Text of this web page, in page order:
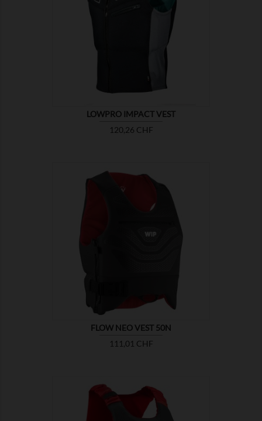
LOWPRO IMPACT VEST
Preis
120,26 CHF
FLOW NEO VEST 50N
Preis
111,01 CHF